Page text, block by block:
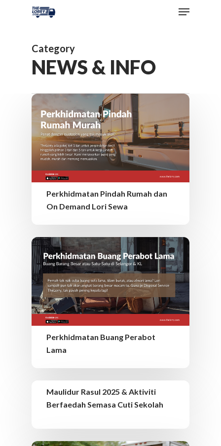
Category
NEWS & INFO
Perkhidmatan Pindah Rumah dan
On Demand Lori Sewa
Perkhidmatan Buang Perabot
Lama
Maulidur Rasul 2025 & Aktiviti
Berfaedah Semasa Cuti Sekolah